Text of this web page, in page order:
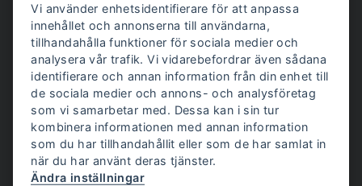
Installation
Rene Turunen
Installation Manager
rene.turunen@­octacell.fi
+358 (0)45 201 4529
Janne Heikkonen
Installation Manager
janne.heikkonen@­
octacell.fi
+358 (0)44 575 3215
Vi använder enhetsidentifierare för att anpassa
innehållet och annonserna till användarna,
tillhandahålla funktioner för sociala medier och
analysera vår trafik. Vi vidarebefordrar även sådana
identifierare och annan information från din enhet till
de sociala medier och annons- och analysföretag
som vi samarbetar med. Dessa kan i sin tur
kombinera informationen med annan information
som du har tillhandahållit eller som de har samlat in
när du har använt deras tjänster.
Ändra inställningar